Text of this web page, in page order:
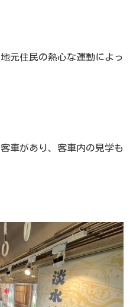
元住民の熱心な運動によっ
車があり、客車内の見学も